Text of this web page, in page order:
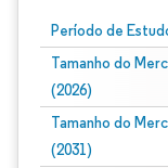
Período de
Tamanho do
(2026)
Tamanho do
(2031)